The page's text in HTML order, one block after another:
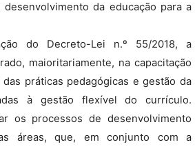
da educação para a
do Decreto-Lei n.º 55/2018, a
maioritariamente, na capacitação
práticas pedagógicas e gestão da
à gestão flexível do currículo.
os processos de desenvolvimento
áreas, que, em conjunto com a